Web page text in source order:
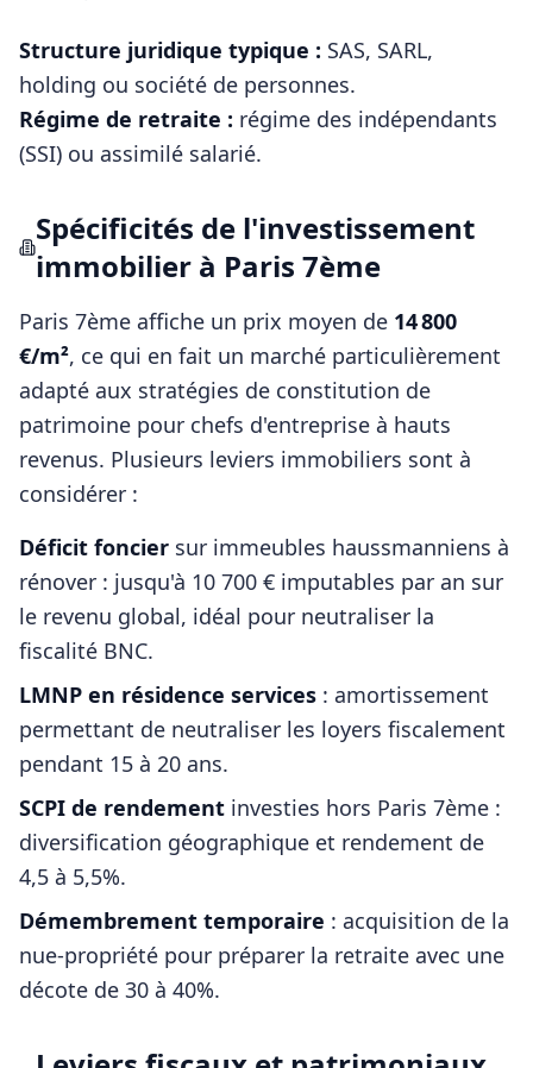
Structure juridique typique : SAS, SARL,
holding ou société de personnes.
Régime de retraite : régime des indépendants
(SSI) ou assimilé salarié.
Spécificités de l'investissement
immobilier à Paris 7ème
Paris 7ème affiche un prix moyen de 14 800
€/m², ce qui en fait un marché particulièrement
adapté aux stratégies de constitution de
patrimoine pour chefs d'entreprise à hauts
revenus. Plusieurs leviers immobiliers sont à
considérer :
Déficit foncier sur immeubles haussmanniens à
rénover : jusqu'à 10 700 € imputables par an sur
le revenu global, idéal pour neutraliser la
fiscalité BNC.
LMNP en résidence services : amortissement
permettant de neutraliser les loyers fiscalement
pendant 15 à 20 ans.
SCPI de rendement investies hors Paris 7ème :
diversification géographique et rendement de
4,5 à 5,5%.
Démembrement temporaire : acquisition de la
nue-propriété pour préparer la retraite avec une
décote de 30 à 40%.